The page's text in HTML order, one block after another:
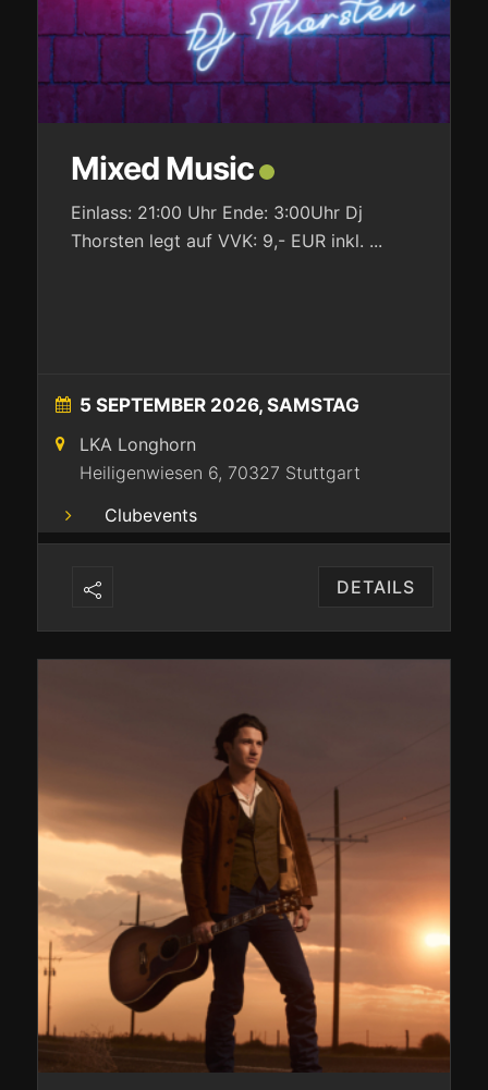
Mixed Music
Einlass: 21:00 Uhr Ende: 3:00Uhr Dj
Thorsten legt auf VVK: 9,- EUR inkl. ...
5 SEPTEMBER 2026, SAMSTAG
LKA Longhorn
Heiligenwiesen 6, 70327 Stuttgart
Clubevents
DETAILS